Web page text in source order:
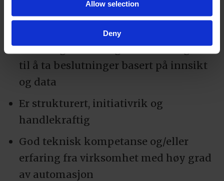
Allow selection
Deny
Dokumenterte resultater fra ledelse av
Helhetlig forretningsforståelse og evne
til å ta beslutninger basert på innsikt
og data
Er strukturert, initiativrik og
handlekraftig
God teknisk kompetanse og/eller
erfaring fra virksomhet med høy grad
av automasjon